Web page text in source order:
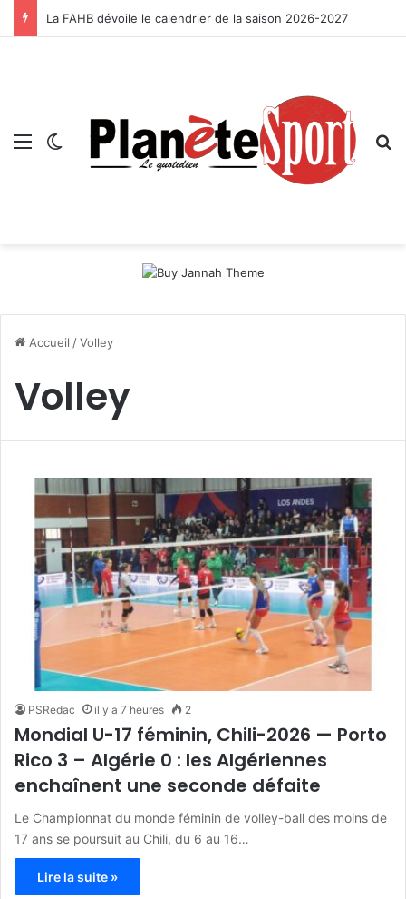
La FAHB dévoile le calendrier de la saison 2026-2027
Menu Switch skin
Accueil /Volley
Volley
PSRedac il y a 7 heures 2
Mondial U-17 féminin, Chili-2026 — Porto
Rico 3 – Algérie 0 : les Algériennes
enchaînent une seconde défaite
Le Championnat du monde féminin de volley-ball des moins de
17 ans se poursuit au Chili, du 6 au 16…
Lire la suite »